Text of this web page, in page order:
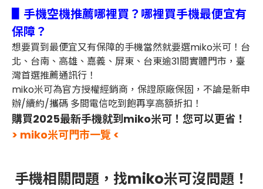
▋手機空機推薦哪裡買？哪裡買手機最便宜有
保障？
想要買到最便宜又有保障的手機當然就要選miko米可！台
北、台南、高雄、嘉義、屏東、台東逾31間實體門市，臺
灣首選推薦通訊行！
miko米可為官方授權經銷商，保證原廠保固，不論是新申
辦/續約/攜碼 多間電信吃到飽再享高額折扣！
購買2025最新手機就到miko米可！您可以更省！
> miko米可門市一覽 <
手機相關問題，找miko米可沒問題！